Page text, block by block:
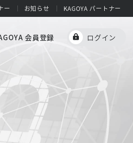
ー お知らせ KAGOYA パートナー
会員登録 ログイン